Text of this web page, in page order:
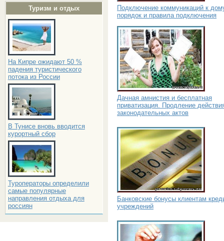
Туризм и отдых
На Кипре ожидают 50 %
падения туристического
потока из России
В Тунисе вновь вводится
курортный сбор
Туроператоры определили
самые популярные
направления отдыха для
россиян
Подключение коммуникаций к
порядок и правила подключения
Дачная амнистия и бесплатная
приватизация. Продление
законодательных актов
Банковские бонусы клиентам
учреждений